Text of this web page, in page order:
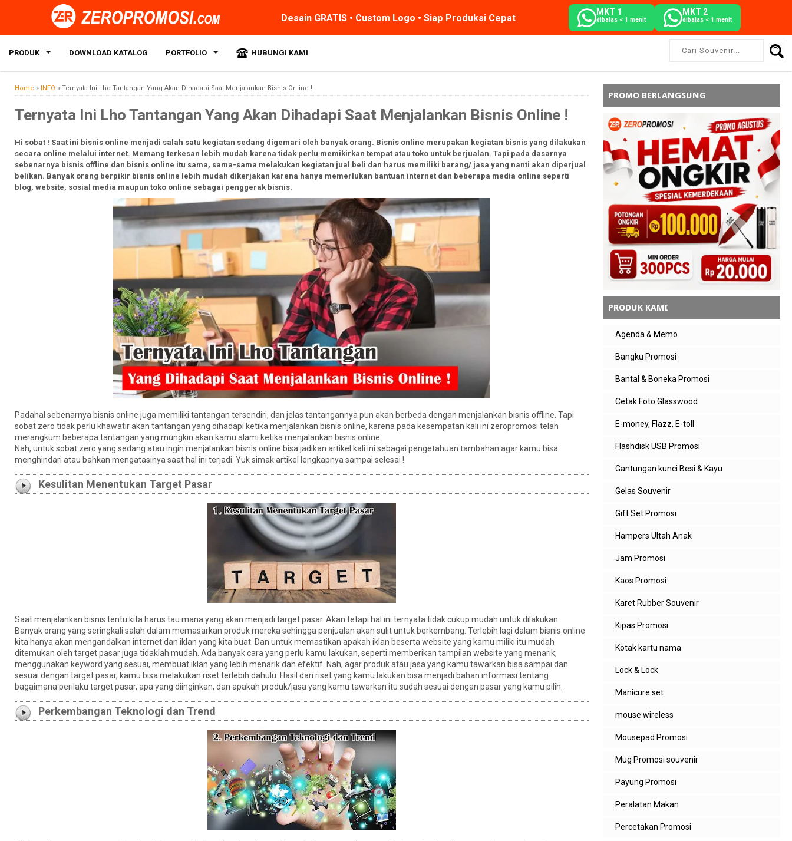
Desain GRATIS • Custom Logo • Siap Produksi Cepat
MKT 1
dibalas < 1 menit
MKT 2
dibalas < 1 menit
PRODUK DOWNLOAD KATALOG PORTFOLIO HUBUNGI KAMI
Home » INFO » Ternyata Ini Lho Tantangan Yang Akan Dihadapi Saat Menjalankan Bisnis Online !
Ternyata Ini Lho Tantangan Yang Akan Dihadapi Saat Menjalankan Bisnis Online !
Hi sobat ! Saat ini bisnis online menjadi salah satu kegiatan sedang digemari oleh banyak orang. Bisnis online merupakan kegiatan bisnis yang dilakukan
secara online melalui internet. Memang terkesan lebih mudah karena tidak perlu memikirkan tempat atau toko untuk berjualan. Tapi pada dasarnya
sebenarnya bisnis offline dan bisnis online itu sama, sama-sama melakukan kegiatan jual beli dan harus memiliki barang/ jasa yang nanti akan diperjual
belikan. Banyak orang berpikir bisnis online lebih mudah dikerjakan karena hanya memerlukan bantuan internet dan beberapa media online seperti
blog, website, sosial media maupun toko online sebagai penggerak bisnis.
Padahal sebenarnya bisnis online juga memiliki tantangan tersendiri, dan jelas tantangannya pun akan berbeda dengan menjalankan bisnis offline. Tapi
sobat zero tidak perlu khawatir akan tantangan yang dihadapi ketika menjalankan bisnis online, karena pada kesempatan kali ini zeropromosi telah
merangkum beberapa tantangan yang mungkin akan kamu alami ketika menjalankan bisnis online.
Nah, untuk sobat zero yang sedang atau ingin menjalankan bisnis online bisa jadikan artikel kali ini sebagai pengetahuan tambahan agar kamu bisa
menghindari atau bahkan mengatasinya saat hal ini terjadi. Yuk simak artikel lengkapnya sampai selesai !
Kesulitan Menentukan Target Pasar
Saat menjalankan bisnis tentu kita harus tau mana yang akan menjadi target pasar. Akan tetapi hal ini ternyata tidak cukup mudah untuk dilakukan.
Banyak orang yang seringkali salah dalam memasarkan produk mereka sehingga penjualan akan sulit untuk berkembang. Terlebih lagi dalam bisnis online
kita hanya akan mengandalkan internet dan iklan yang kita buat. Dan untuk memastikan apakah iklan beserta website yang kamu miliki itu mudah
ditemukan oleh target pasar juga tidaklah mudah. Ada banyak cara yang perlu kamu lakukan, seperti memberikan tampilan website yang menarik,
menggunakan keyword yang sesuai, membuat iklan yang lebih menarik dan efektif. Nah, agar produk atau jasa yang kamu tawarkan bisa sampai dan
sesuai dengan target pasar, kamu bisa melakukan riset terlebih dahulu. Hasil dari riset yang kamu lakukan bisa menjadi bahan informasi tentang
bagaimana perilaku target pasar, apa yang diinginkan, dan apakah produk/jasa yang kamu tawarkan itu sudah sesuai dengan pasar yang kamu pilih.
Perkembangan Teknologi dan Trend
PROMO BERLANGSUNG
PRODUK KAMI
Agenda & Memo
Bangku Promosi
Bantal & Boneka Promosi
Cetak Foto Glasswood
E-money, Flazz, E-toll
Flashdisk USB Promosi
Gantungan kunci Besi & Kayu
Gelas Souvenir
Gift Set Promosi
Hampers Ultah Anak
Jam Promosi
Kaos Promosi
Karet Rubber Souvenir
Kipas Promosi
Kotak kartu nama
Lock & Lock
Manicure set
mouse wireless
Mousepad Promosi
Mug Promosi souvenir
Payung Promosi
Peralatan Makan
Percetakan Promosi